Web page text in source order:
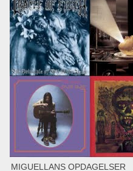
MIGUELLANS OPDAGELSER